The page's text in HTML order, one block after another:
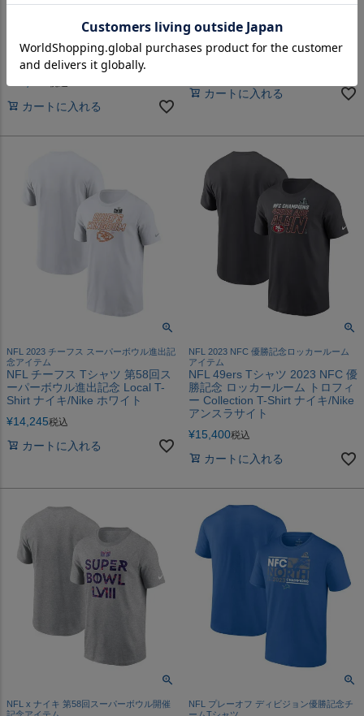
NFL チーフス 49ers Tシャツ 第
58回スーパーボウル進出記念
Matchup T-Shirt ナイキ/Nike ア
ンスラサイト
¥
カートに入れる
NFL 49ers Tシャツ 第58回スー
パーボウル進出記念 Iconic T-
Shirt ナイキ/Nike スカーレット
カートに入れる
NFL 2023 チーフス スーパーボウル進出記
念アイテム
NFL チーフス Tシャツ 第58回ス
ーパーボウル進出記念 Local T-
Shirt ナイキ/Nike ホワイト
¥14,245税込
カートに入れる
NFL 2023 NFC 優勝記念ロッカールーム
アイテム
NFL 49ers Tシャツ 2023 NFC 優
勝記念 ロッカールーム トロフィ
ー Collection T-Shirt ナイキ/Nike
アンスラサイト
¥15,400税込
カートに入れる
NFL x ナイキ 第58回スーパーボウル開催
NFL プレーオフ ディビジョン優勝記念チ